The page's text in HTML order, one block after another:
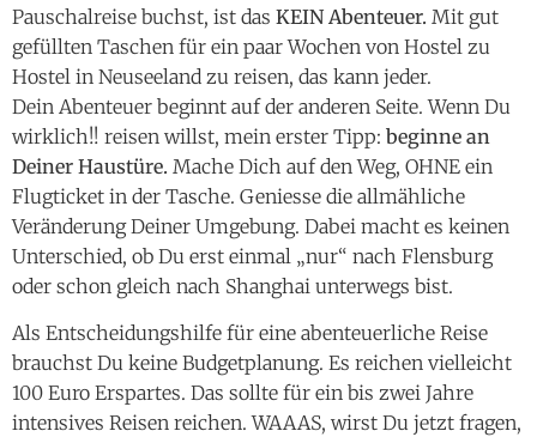
Pauschalreise buchst, ist das KEIN Abenteuer. Mit gut
gefüllten Taschen für ein paar Wochen von Hostel zu
Hostel in Neuseeland zu reisen, das kann jeder.
Dein Abenteuer beginnt auf der anderen Seite. Wenn Du
wirklich!! reisen willst, mein erster Tipp: beginne an
Deiner Haustüre. Mache Dich auf den Weg, OHNE ein
Flugticket in der Tasche. Geniesse die allmähliche
Veränderung Deiner Umgebung. Dabei macht es keinen
Unterschied, ob Du erst einmal „nur“ nach Flensburg
oder schon gleich nach Shanghai unterwegs bist.
Als Entscheidungshilfe für eine abenteuerliche Reise
brauchst Du keine Budgetplanung. Es reichen vielleicht
100 Euro Erspartes. Das sollte für ein bis zwei Jahre
intensives Reisen reichen. WAAAS, wirst Du jetzt fragen,